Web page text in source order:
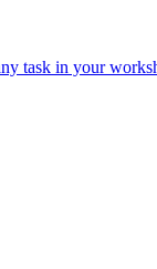
task in your